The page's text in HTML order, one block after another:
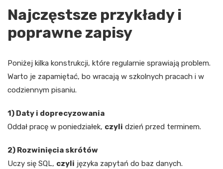
Najczęstsze przykłady i
poprawne zapisy
Poniżej kilka konstrukcji, które regularnie sprawiają problem.
Warto je zapamiętać, bo wracają w szkolnych pracach i w
codziennym pisaniu.
1) Daty i doprecyzowania
Oddał pracę w poniedziałek, czyli dzień przed terminem.
2) Rozwinięcia skrótów
Uczy się SQL, czyli języka zapytań do baz danych.